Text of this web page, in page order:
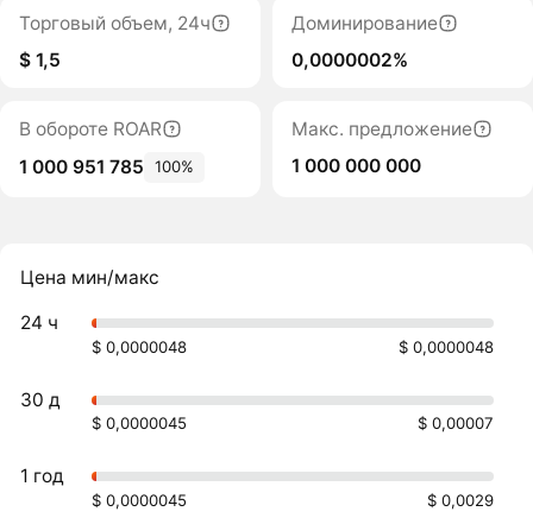
Торговый объем, 24ч
$ 1,5
Доминирование
0,0000002%
В обороте ROAR
1 000 951 785
100%
Макс. предложение
1 000 000 000
Цена мин/макс
24 ч
$ 0,0000048 $ 0,0000048
30 д
$ 0,0000045 $ 0,00007
1 год
$ 0,0000045 $ 0,0029